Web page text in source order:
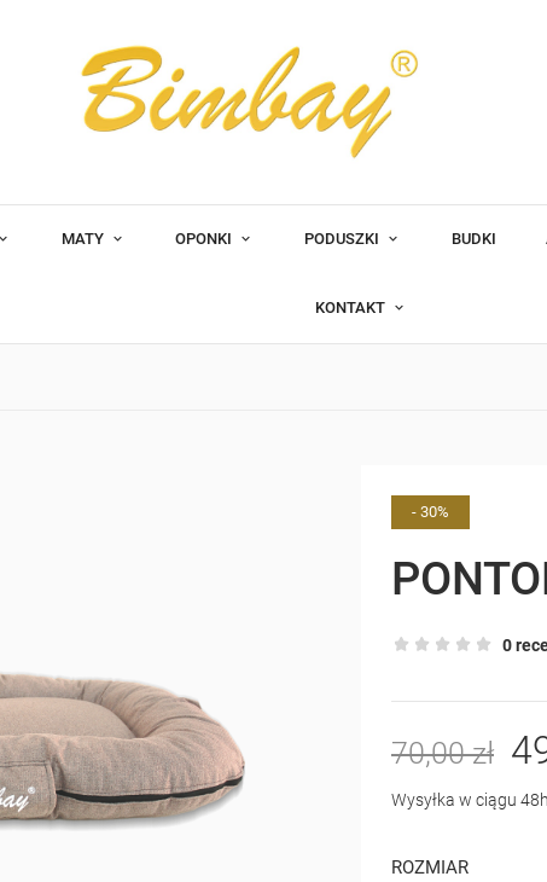
MATY OPONKI PODUSZKI BUDKI
KONTAKT
- 30%
0
70,00 zł
Wysyłka w ciągu 48h
ROZMIAR